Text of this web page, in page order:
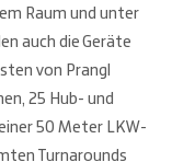
Raum und unter
auch die Geräte
von Prangl
25 Hub- und
50 Meter LKW-
Turnarounds